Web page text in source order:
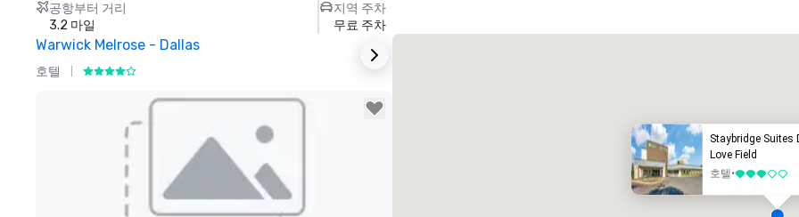
공항부터 거리
3.2 마일
지역 주차
무료 주차
Warwick Melrose - Dallas
호텔
Staybridge Suites
Love Field
호텔 •5 중 3